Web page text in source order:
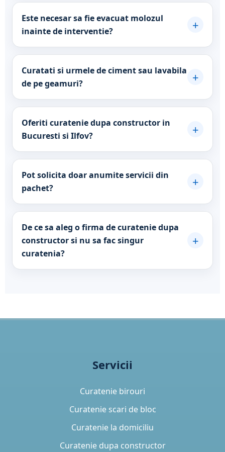
Este necesar sa fie evacuat molozul
inainte de interventie?
+
Curatati si urmele de ciment sau lavabila
de pe geamuri?
+
Oferiti curatenie dupa constructor in
Bucuresti si Ilfov?
+
Pot solicita doar anumite servicii din
pachet?
+
De ce sa aleg o firma de curatenie dupa
constructor si nu sa fac singur
curatenia?
+
Servicii
Curatenie birouri
Curatenie scari de bloc
Curatenie la domiciliu
Curatenie dupa constructor